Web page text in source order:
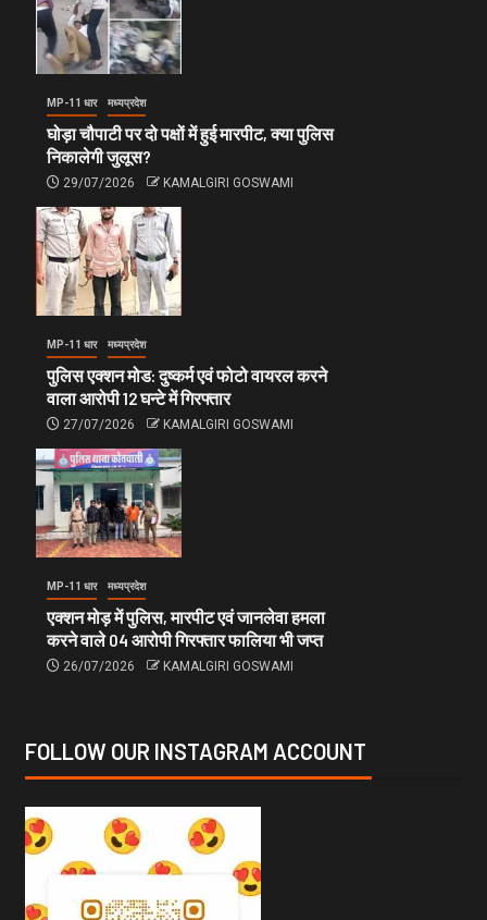
MP-11 धार मध्यप्रदेश
घोड़ा चौपाटी पर दो पक्षों में हुई मारपीट, क्या पुलिस
निकालेगी जुलूस?
29/07/2026 KAMALGIRI GOSWAMI
MP-11 धार मध्यप्रदेश
पुलिस एक्शन मोड: दुष्कर्म एवं फोटो वायरल करने
वाला आरोपी 12 घन्टे में गिरफ्तार
27/07/2026 KAMALGIRI GOSWAMI
MP-11 धार मध्यप्रदेश
एक्शन मोड़ में पुलिस, मारपीट एवं जानलेवा हमला
करने वाले 04 आरोपी गिरफ्तार फालिया भी जप्त
26/07/2026 KAMALGIRI GOSWAMI
FOLLOW OUR INSTAGRAM ACCOUNT